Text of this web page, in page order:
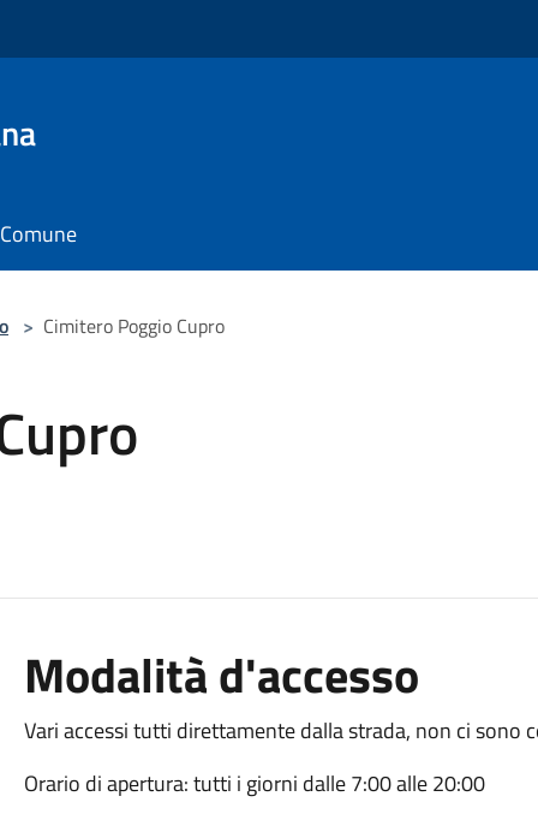
> Cimitero Poggio Cupro
Modalità d'accesso
Vari accessi tutti direttamente dalla strada, non ci sono
Orario di apertura: tutti i giorni dalle 7:00 alle 20:00